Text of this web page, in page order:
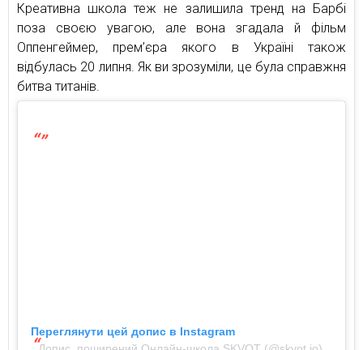
Креативна школа теж не залишила тренд на Барбі
поза своєю увагою, але вона згадала й фільм
Оппенгеймер, прем’єра якого в Україні також
відбулась 20 липня. Як ви зрозуміли, це була справжня
битва титанів.
Переглянути цей допис в Instagram